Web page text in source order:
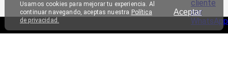
Aceptar
Usamos cookies para mejorar tu experiencia. Al
continuar navegando, aceptas nuestra Política
de privacidad.